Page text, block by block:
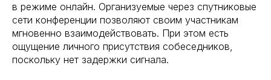
в режиме онлайн. Организуемые через спутниковые
сети конференции позволяют своим участникам
мгновенно взаимодействовать. При этом есть
ощущение личного присутствия собеседников,
поскольку нет задержки сигнала.